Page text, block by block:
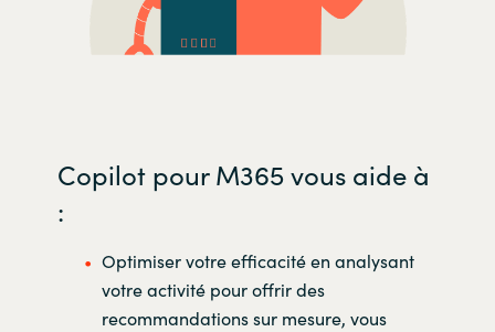
Copilot pour M365 vous aide à
:
Optimiser votre efficacité en analysant
votre activité pour offrir des
recommandations sur mesure, vous